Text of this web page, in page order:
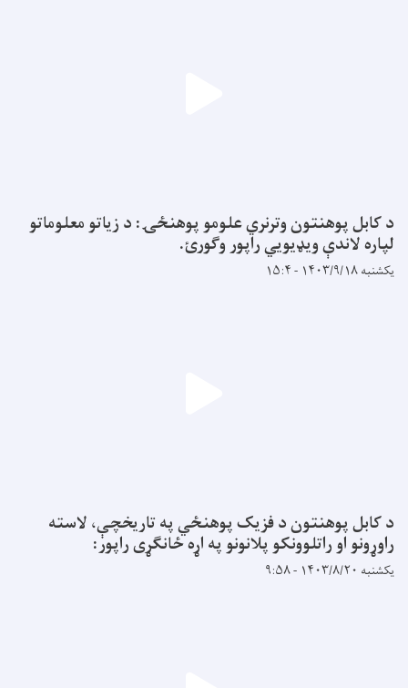
د کابل پوهنتون وترنري علومو پوهنځۍ: د زیاتو معلوماتو
لپاره لاندې ویډیويي راپور وګورئ.
یکشنبه ۱۴۰۳/۹/۱۸ - ۱۵:۴
د کابل پوهنتون د فزیک پوهنځي په تاریخچې، لاسته
راوړونو او راتلوونکو پلانونو په اړه ځانګړی راپور:
یکشنبه ۱۴۰۳/۸/۲۰ - ۹:۵۸